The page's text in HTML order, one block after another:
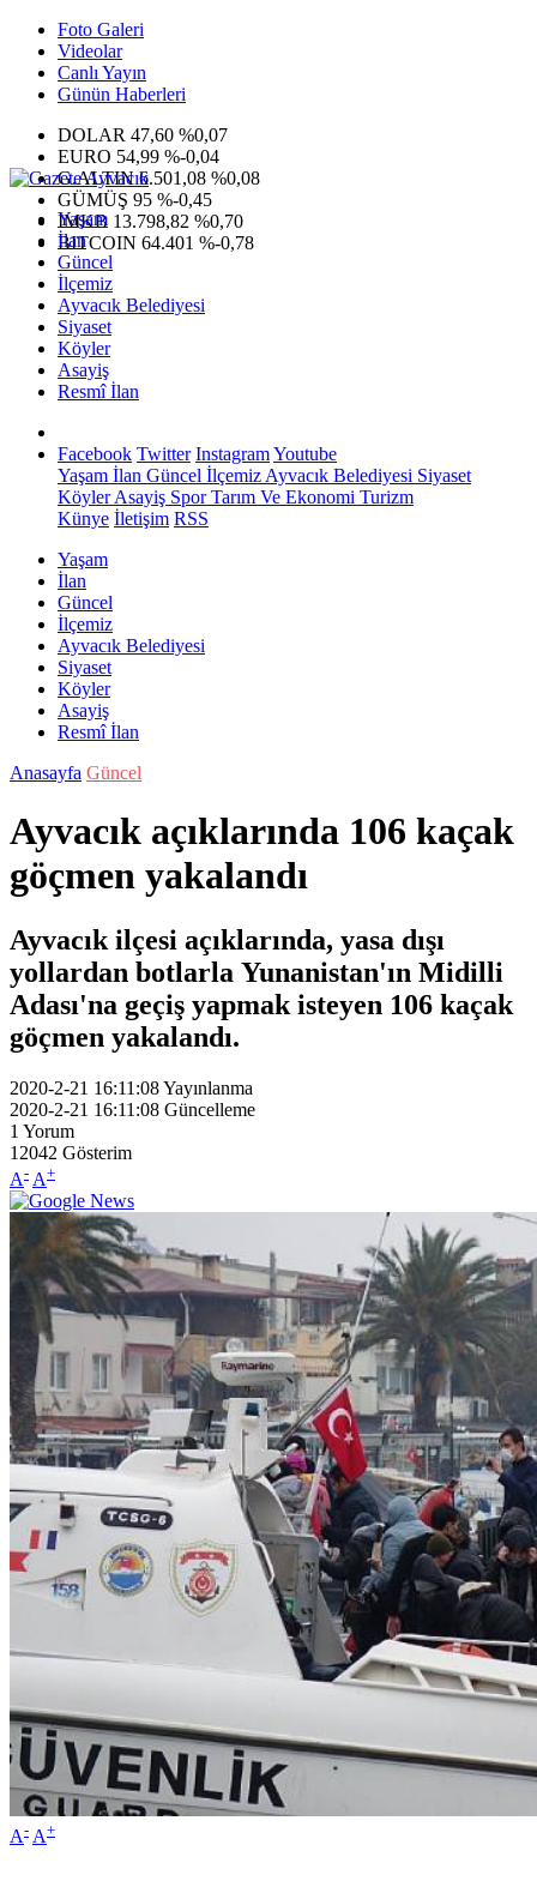
Foto Galeri
Videolar
Canlı Yayın
Günün Haberleri
DOLAR 47,60 %0,07
EURO 54,99 %-0,04
G.ALTIN6.501,08 %0,08
GÜMÜŞ 95 %-0,45
IMKB 13.798,82 %0,70
BITCOIN 64.401 %-0,78
Yaşam
İlan
Güncel
İlçemiz
Ayvacık Belediyesi
Siyaset
Köyler
Asayiş
Resmî İlan
Facebook Twitter InstagramYoutube
Yaşam İlan Güncel İlçemiz Ayvacık Belediyesi Siyaset
KöylerAsayiş SporTarım Ve Ekonomi Turizm
Künye İletişim RSS
Yaşam
İlan
Güncel
İlçemiz
Ayvacık Belediyesi
Siyaset
Köyler
Asayiş
Resmî İlan
Anasayfa Güncel
Ayvacık açıklarında 106 kaçak
göçmen yakalandı
Ayvacık ilçesi açıklarında, yasa dışı
yollardan botlarla Yunanistan'ın Midilli
Adası'na geçiş yapmak isteyen 106 kaçak
göçmen yakalandı.
2020-2-21 16:11:08Yayınlanma
2020-2-21 16:11:08 Güncelleme
1 Yorum
12042 Gösterim
A- A+
A- A+